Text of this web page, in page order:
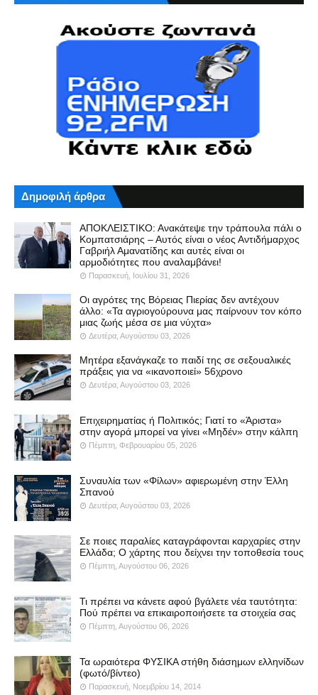
Δημοφιλή άρθρα
ΑΠΟΚΛΕΙΣΤΙΚΟ: Ανακάτεψε την τράπουλα πάλι ο
Κομπατσιάρης – Αυτός είναι ο νέος Αντιδήμαρχος
Γαβριήλ Αμανατίδης και αυτές είναι οι
αρμοδιότητες που αναλαμβάνει!
Παρασκευή, Ιουλίου 31, 2026
Οι αγρότες της Βόρειας Πιερίας δεν αντέχουν
άλλο: «Τα αγριογούρουνα μας παίρνουν τον κόπο
μιας ζωής μέσα σε μια νύχτα»
Δευτέρα, Αυγούστου 03, 2026
Μητέρα εξανάγκαζε το παιδί της σε σεξουαλικές
πράξεις για να «ικανοποιεί» 56χρονο
Δευτέρα, Αυγούστου 03, 2026
Επιχειρηματίας ή Πολιτικός; Γιατί το «Άριστα»
στην αγορά μπορεί να γίνει «Μηδέν» στην κάλπη
Πέμπτη, Φεβρουαρίου 05, 2026
Συναυλία των «Φίλων» αφιερωμένη στην Έλλη
Σπανού
Δευτέρα, Αυγούστου 03, 2026
Σε ποιες παραλίες καταγράφονται καρχαρίες στην
Ελλάδα; Ο χάρτης που δείχνει την τοποθεσία τους
Πέμπτη, Αυγούστου 06, 2026
Τι πρέπει να κάνετε αφού βγάλετε νέα ταυτότητα:
Πού πρέπει να επικαιροποιήσετε τα στοιχεία σας
Πέμπτη, Αυγούστου 06, 2026
Τα ωραιότερα ΦΥΣΙΚΑ στήθη διάσημων ελληνίδων
(φωτό/βίντεο)
Παρασκευή, Νοεμβρίου 14, 2014